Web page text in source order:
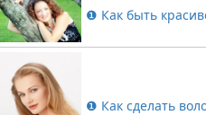
❶ Как быть
❶ Как сделать